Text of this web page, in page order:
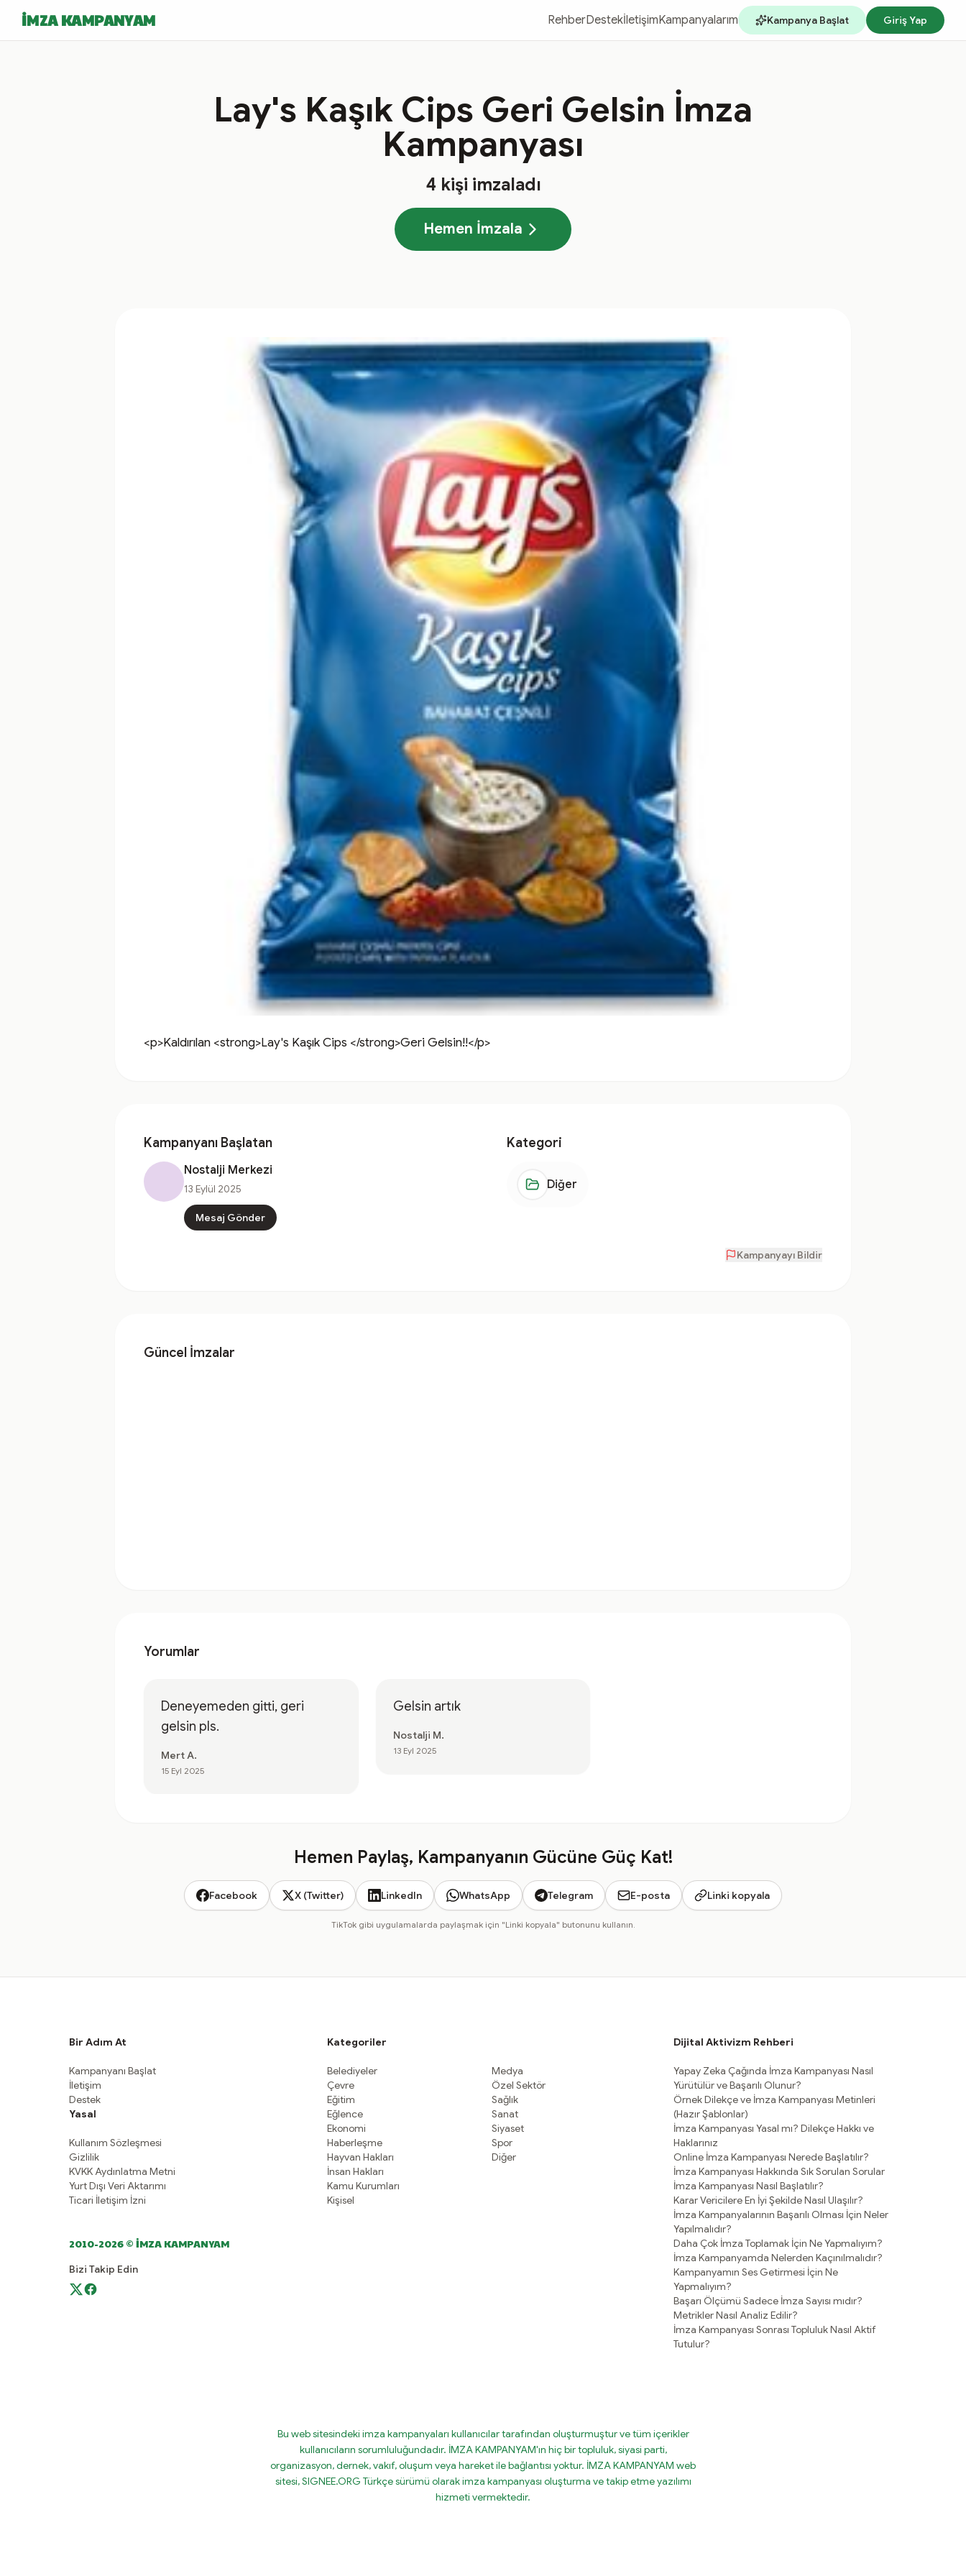
İMZA KAMPANYAM RehberDestekİletişimKampanyalarım Kampanya Başlat Giriş Yap
Lay's Kaşık Cips Geri Gelsin İmza
Kampanyası
4 kişi imzaladı
Hemen İmzala
<p>Kaldırılan <strong>Lay's Kaşık Cips </strong>Geri Gelsin!!</p>
Kampanyanı Başlatan
Nostalji Merkezi
13 Eylül 2025
Mesaj Gönder
Kategori
Diğer
Kampanyayı Bildir
Güncel İmzalar
Yorumlar
Deneyemeden gitti, geri
gelsin pls.
Mert A.
15 Eyl 2025
Gelsin artık
Nostalji M.
13 Eyl 2025
Hemen Paylaş, Kampanyanın Gücüne Güç Kat!
Facebook X (Twitter) LinkedIn WhatsApp Telegram E-posta Linki kopyala
TikTok gibi uygulamalarda paylaşmak için "Linki kopyala" butonunu kullanın.
Bir Adım At
Kampanyanı Başlat
İletişim
Destek
Yasal
Kullanım Sözleşmesi
Gizlilik
KVKK Aydınlatma Metni
Yurt Dışı Veri Aktarımı
Ticari İletişim İzni
2010-2026 © İMZA KAMPANYAM
Bizi Takip Edin
Kategoriler
Belediyeler
Çevre
Eğitim
Eğlence
Ekonomi
Haberleşme
Hayvan Hakları
İnsan Hakları
Kamu Kurumları
Kişisel
Medya
Özel Sektör
Sağlık
Sanat
Siyaset
Spor
Diğer
Dijital Aktivizm Rehberi
Yapay Zeka Çağında İmza Kampanyası Nasıl
Yürütülür ve Başarılı Olunur?
Örnek Dilekçe ve İmza Kampanyası Metinleri
(Hazır Şablonlar)
İmza Kampanyası Yasal mı? Dilekçe Hakkı ve
Haklarınız
Online İmza Kampanyası Nerede Başlatılır?
İmza Kampanyası Hakkında Sık Sorulan Sorular
İmza Kampanyası Nasıl Başlatılır?
Karar Vericilere En İyi Şekilde Nasıl Ulaşılır?
İmza Kampanyalarının Başarılı Olması İçin Neler
Yapılmalıdır?
Daha Çok İmza Toplamak İçin Ne Yapmalıyım?
İmza Kampanyamda Nelerden Kaçınılmalıdır?
Kampanyamın Ses Getirmesi İçin Ne
Yapmalıyım?
Başarı Ölçümü Sadece İmza Sayısı mıdır?
Metrikler Nasıl Analiz Edilir?
İmza Kampanyası Sonrası Topluluk Nasıl Aktif
Tutulur?
Bu web sitesindeki imza kampanyaları kullanıcılar tarafından oluşturmuştur ve tüm içerikler
kullanıcıların sorumluluğundadır. İMZA KAMPANYAM'ın hiç bir topluluk, siyasi parti,
organizasyon, dernek, vakıf, oluşum veya hareket ile bağlantısı yoktur. İMZA KAMPANYAM web
sitesi, SIGNEE.ORG Türkçe sürümü olarak imza kampanyası oluşturma ve takip etme yazılımı
hizmeti vermektedir.